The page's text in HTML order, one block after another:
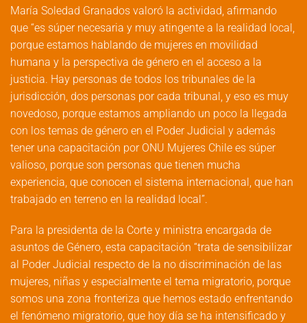
María Soledad Granados valoró la actividad, afirmando
que “es súper necesaria y muy atingente a la realidad local,
porque estamos hablando de mujeres en movilidad
humana y la perspectiva de género en el acceso a la
justicia. Hay personas de todos los tribunales de la
jurisdicción, dos personas por cada tribunal, y eso es muy
novedoso, porque estamos ampliando un poco la llegada
con los temas de género en el Poder Judicial y además
tener una capacitación por ONU Mujeres Chile es súper
valioso, porque son personas que tienen mucha
experiencia, que conocen el sistema internacional, que han
trabajado en terreno en la realidad local”.
Para la presidenta de la Corte y ministra encargada de
asuntos de Género, esta capacitación “trata de sensibilizar
al Poder Judicial respecto de la no discriminación de las
mujeres, niñas y especialmente el tema migratorio, porque
somos una zona fronteriza que hemos estado enfrentando
el fenómeno migratorio, que hoy día se ha intensificado y